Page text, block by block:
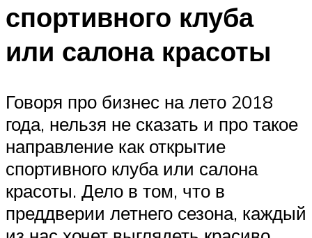
спортивного клуба
или салона красоты
Говоря про бизнес на лето 2018
года, нельзя не сказать и про такое
направление как открытие
спортивного клуба или салона
красоты. Дело в том, что в
преддверии летнего сезона, каждый